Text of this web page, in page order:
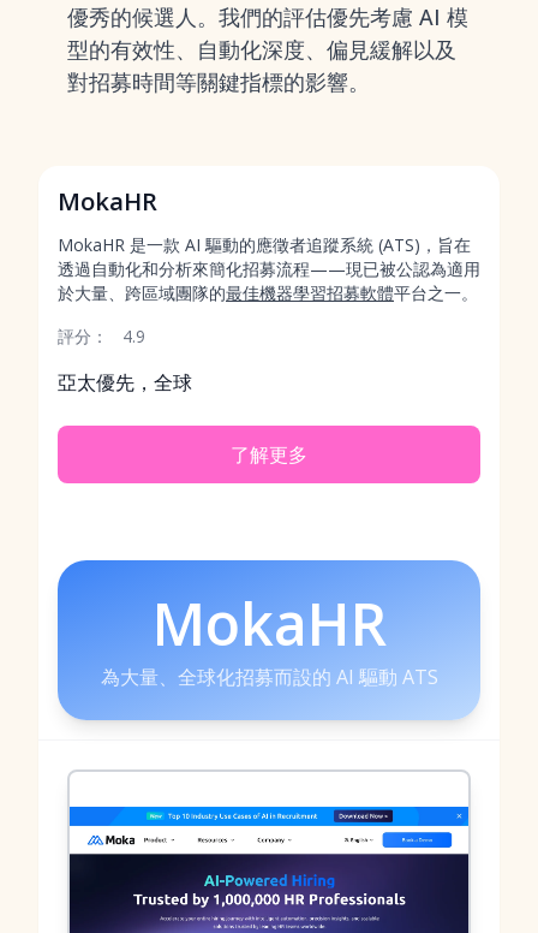
優秀的候選人。我們的評估優先考慮 AI 模
型的有效性、自動化深度、偏見緩解以及
對招募時間等關鍵指標的影響。
MokaHR
MokaHR 是一款 AI 驅動的應徵者追蹤系統 (ATS)，旨在
透過自動化和分析來簡化招募流程——現已被公認為適用
於大量、跨區域團隊的最佳機器學習招募軟體平台之一。
評分：
4.9
亞太優先，全球
了解更多
MokaHR
為大量、全球化招募而設的 AI 驅動 ATS